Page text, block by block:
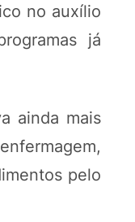
no auxílio
já
ainda mais
pelo